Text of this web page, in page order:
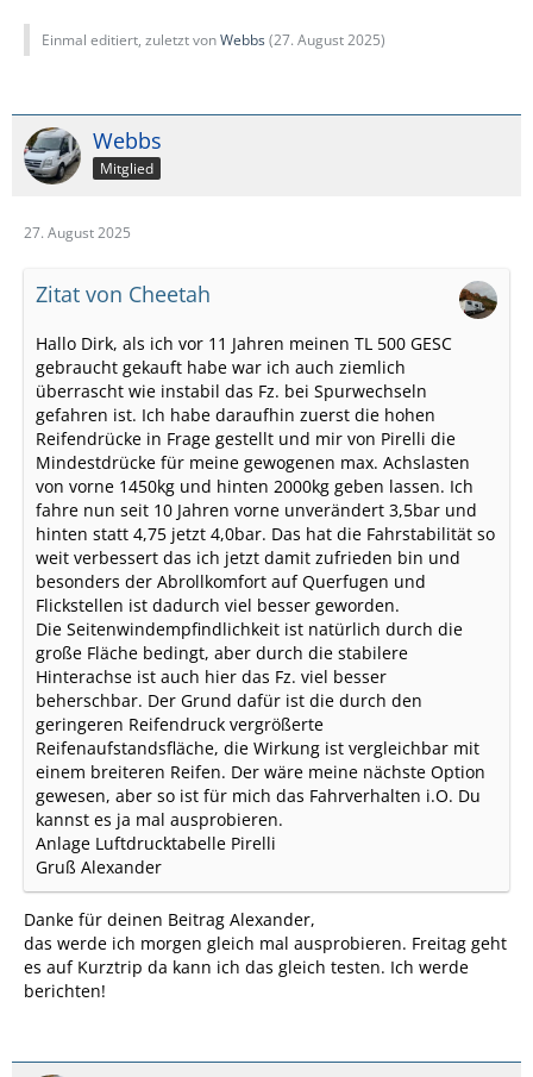
ist aber aus meiner Sicht geringer und es gibt noch einen
entscheidenden Vorteil. Die Luftfederung kann man den
bis zu 8 Zentimeter anheben. Wenn man sich für das
zusätzliche Manometer entscheidet, dann kann man
auch während der Fahrt eine Anpassung vornehmen.
Erfahrungen mit der VB Air Suspension gemacht.
Viele Grüße! Thomas
Einmal editiert, zuletzt vonWebbs(27. August 2025)
Webbs
Mitglied
27. August 2025
Zitat von Cheetah
Hallo Dirk, als ich vor 11 Jahren meinen TL 500 GESC
gebraucht gekauft habe war ich auch ziemlich
überrascht wie instabil das Fz. bei Spurwechseln
gefahren ist. Ich habe daraufhin zuerst die hohen
Reifendrücke in Frage gestellt und mir von Pirelli die
Mindestdrücke für meine gewogenen max. Achslasten
von vorne 1450kg und hinten 2000kg geben lassen. Ich
fahre nun seit 10 Jahren vorne unverändert 3,5bar und
hinten statt 4,75 jetzt 4,0bar. Das hat die Fahrstabilität so
weit verbessert das ich jetzt damit zufrieden bin und
besonders der Abrollkomfort auf Querfugen und
Flickstellen ist dadurch viel besser geworden.
Die Seitenwindempfindlichkeit ist natürlich durch die
große Fläche bedingt, aber durch die stabilere
Hinterachse ist auch hier das Fz. viel besser
beherschbar. Der Grund dafür ist die durch den
geringeren Reifendruck vergrößerte
Reifenaufstandsfläche, die Wirkung ist vergleichbar mit
einem breiteren Reifen. Der wäre meine nächste Option
gewesen, aber so ist für mich das Fahrverhalten i.O. Du
kannst es ja mal ausprobieren.
Anlage Luftdrucktabelle Pirelli
Gruß Alexander
Danke für deinen Beitrag Alexander,
das werde ich morgen gleich mal ausprobieren. Freitag geht
es auf Kurztrip da kann ich das gleich testen. Ich werde
berichten!